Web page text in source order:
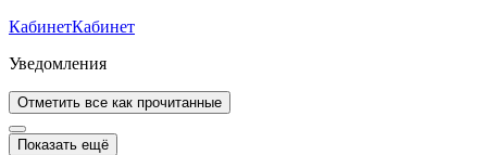
КабинетКабинет
Уведомления
Отметить все как прочитанные
Показать ещё